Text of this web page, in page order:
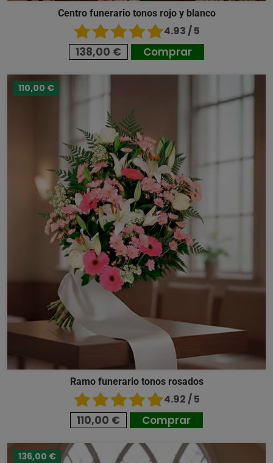
Centro funerario tonos rojo y blanco
4.93 / 5
138,00 € Comprar
110,00 €
Ramo funerario tonos rosados
4.92 / 5
110,00 € Comprar
136,00 €